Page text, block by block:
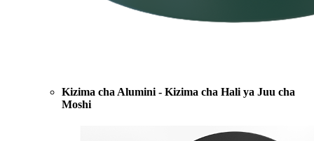
Kizima cha Alumini - Kizima cha Hali ya Juu cha
Moshi